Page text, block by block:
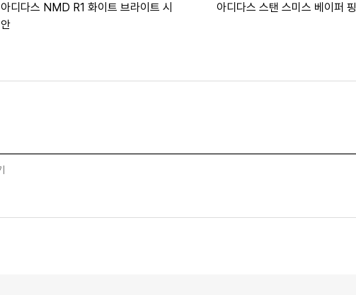
아디다스 NMD R1 화이트 브라이트 시
안
아디다스 스탠 스미스 베이퍼